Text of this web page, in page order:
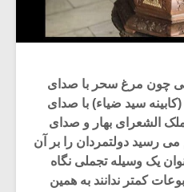
تصانیفی چون مرغ سحر با صدای
سید ضیاء) با صدای
الشعرای بهار و صدای
رسید دولتمردان را بر آن
یک وسیله تجملی نگاه
کمتر ندانند به همین